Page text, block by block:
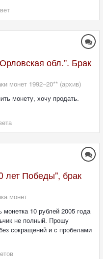
обл.". Брак
монет 1992–20** (архив)
монету, хочу продать.
лет Победы", брак
монет
10 рублей 2005 года
не полный. Прошу
сокращений и с пробелами